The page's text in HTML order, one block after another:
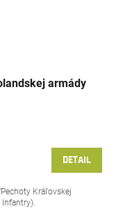
armády
DETAIL
Kráľovskej
Infantry).